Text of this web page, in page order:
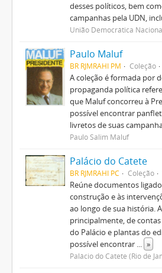
desses políticos, bem
campanhas pela UDN,
União Democrática
Paulo Maluf
BR RJMRAHI PM Coleção
A coleção é formada por
propaganda política
que Maluf concorreu à
possível encontrar
livretos de suas
Paulo Salim Maluf
Palácio do Catete
BR RJMRAHI PC Coleção
Reúne documentos
construção e às
ao longo de sua história.
principalmente, de
do Palácio e plantas do
possível encontrar ... »
Palácio do Catete (Rio de